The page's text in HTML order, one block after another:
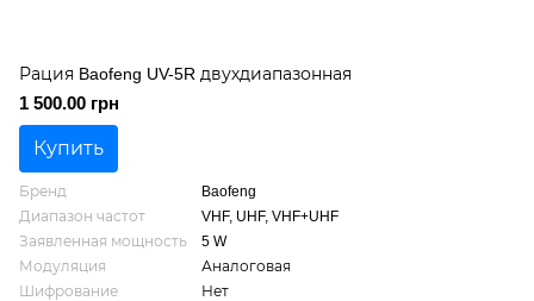
Рация Baofeng UV-5R двухдиапазонная
1 500.00 грн
Купить
Бренд
Baofeng
Диапазон частот
VHF, UHF, VHF+UHF
Заявленная мощность
5 W
Модуляция
Аналоговая
Шифрование
Нет